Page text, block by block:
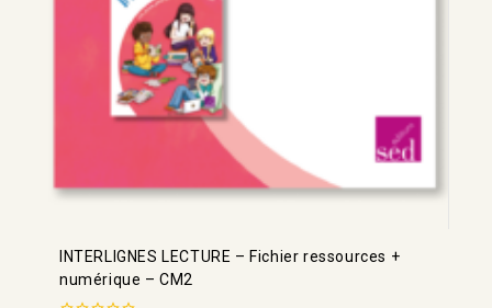
INTERLIGNES LECTURE – Fichier ressources +
numérique – CM2